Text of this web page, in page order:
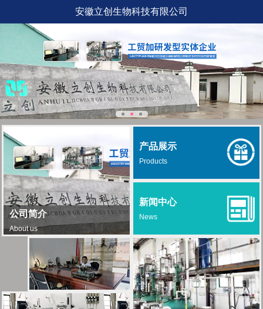
安徽立创生物科技有限公司
公司简介
About us
产品展示
Products
新闻中心
News